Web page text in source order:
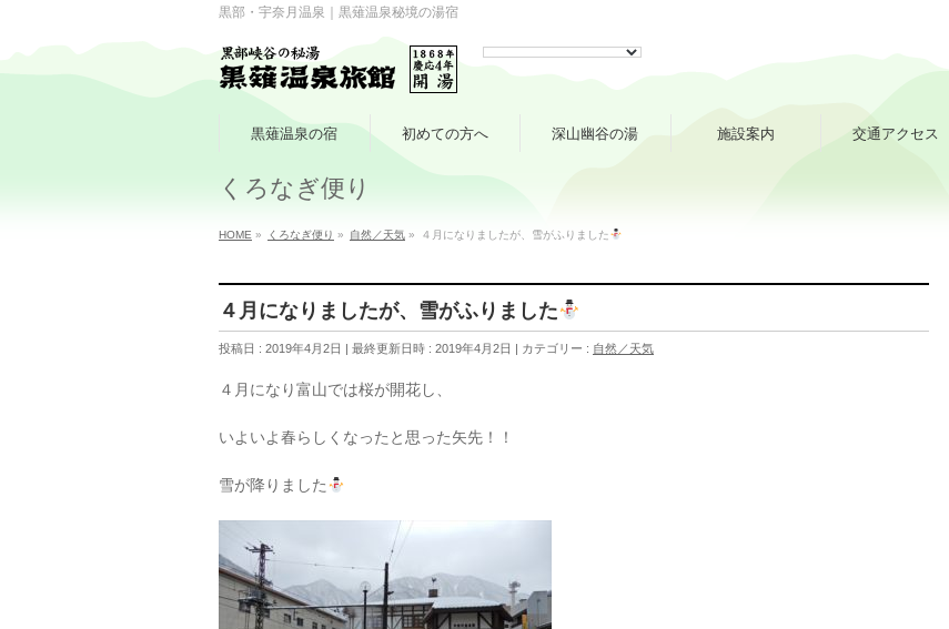
黒部・宇奈月温泉｜黒薙温泉秘境の湯宿
黒薙温泉の宿 初めての方へ 深山幽谷の湯 施設案内 交通アクセス
くろなぎ便り
HOME » くろなぎ便り » 自然／天気 » ４月になりましたが、雪がふりました
４月になりましたが、雪がふりました
投稿日 : 2019年4月2日 最終更新日時 : 2019年4月2日 カテゴリー : 自然／天気
４月になり富山では桜が開花し、
いよいよ春らしくなったと思った矢先！！
雪が降りました